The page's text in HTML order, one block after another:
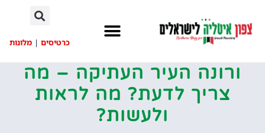
כרטיסים | מלונות
ורונה העיר העתיקה – מה
צריך לדעת? מה לראות
ולעשות?